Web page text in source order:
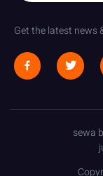
Get the latest news
sewa